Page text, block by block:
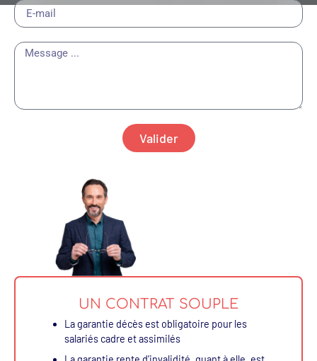
Valider
UN CONTRAT SOUPLE
La garantie décès est obligatoire pour les
salariés cadre et assimilés